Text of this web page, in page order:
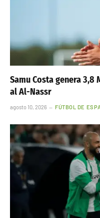
Samu Costa genera
al Al-Nassr
agosto 10, 2026 FÚTBOL DE